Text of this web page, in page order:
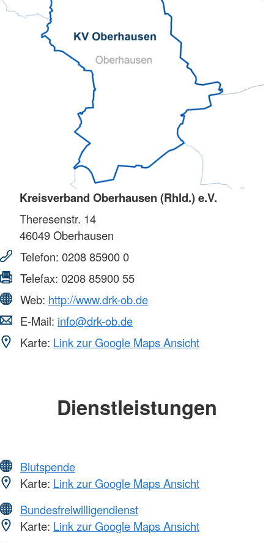
Kreisverband Oberhausen (Rhld.) e.V.
Theresenstr. 14
46049Oberhausen
Telefon: 0208 85900 0
Telefax: 0208 85900 55
Web: http://www.drk-ob.de
E-Mail: info@drk-ob.de
Karte: Link zur Google Maps Ansicht
Dienstleistungen
Blutspende
Karte: Link zur Google Maps Ansicht
Bundesfreiwilligendienst
Karte: Link zur Google Maps Ansicht